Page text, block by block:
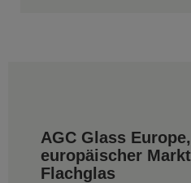
AGC Glass
europäischer
Flachglas